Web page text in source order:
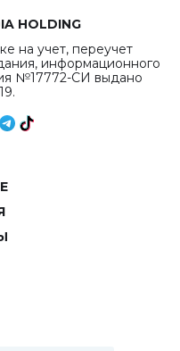
HOLDING
на учет, переучет
информационного
№17772-СИ выдано